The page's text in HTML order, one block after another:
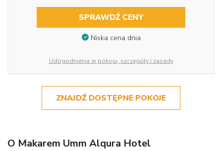
SPRAWDŹ CENY
Niska cena dnia
Udogodnienia w pokoju, szczegóły i zasady
ZNAJDŹ DOSTĘPNE POKOJE
O Makarem Umm Alqura Hotel